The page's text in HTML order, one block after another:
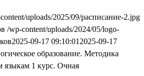
uploads/2025/09/расписание-2.jpg
/wp-content/uploads/2024/05/logo-
2025-09-17 09:10:01 2025-09-17
образование. Методика
языкам 1 курс. Очная